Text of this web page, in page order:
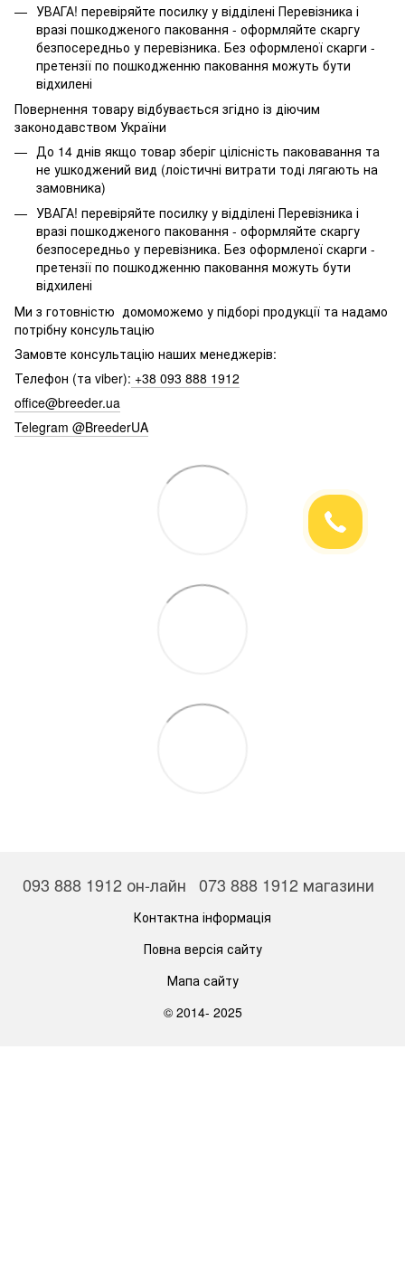
УВАГА! перевіряйте посилку у відділені Перевізника і
вразі пошкодженого паковання - оформляйте скаргу
безпосередньо у перевізника. Без оформленої скарги -
претензії по пошкодженню паковання можуть бути
відхилені
Повернення товару відбувається згідно із діючим
законодавством України
До 14 днів якщо товар зберіг цілісність паковавання та
не ушкоджений вид (лоістичні витрати тоді лягають на
замовника)
УВАГА! перевіряйте посилку у відділені Перевізника і
вразі пошкодженого паковання - оформляйте скаргу
безпосередньо у перевізника. Без оформленої скарги -
претензії по пошкодженню паковання можуть бути
відхилені
Ми з готовністю домоможемо у підборі продукції та надамо
потрібну консультацію
Замовте консультацію наших менеджерів:
Телефон (та viber): +38 093 888 1912
office@breeder.ua
Telegram @BreederUA
093 888 1912 он-лайн 073 888 1912 магазини
Контактна інформація
Повна версія сайту
Мапа сайту
© 2014- 2025